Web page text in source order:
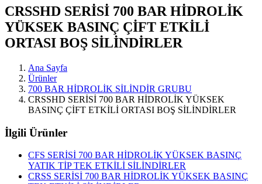
CRSSHD SERİSİ 700 BAR HİDROLİK
YÜKSEK BASINÇ ÇİFT ETKİLİ
ORTASI BOŞ SİLİNDİRLER
Ana Sayfa
Ürünler
700 BAR HİDROLİK SİLİNDİR GRUBU
CRSSHD SERİSİ 700 BAR HİDROLİK YÜKSEK
BASINÇ ÇİFT ETKİLİ ORTASI BOŞ SİLİNDİRLER
İlgili Ürünler
CFS SERİSİ 700 BAR HİDROLİK YÜKSEK BASINÇ
YATIK TİP TEK ETKİLİ SİLİNDİRLER
CRSS SERİSİ 700 BAR HİDROLİK YÜKSEK BASINÇ